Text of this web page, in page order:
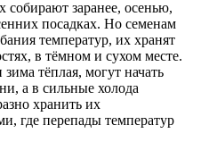
собирают заранее, осенью,
посадках. Но семенам
температур, их хранят
в тёмном и сухом месте.
тёплая, могут начать
а в сильные холода
хранить их
где перепады температур